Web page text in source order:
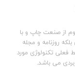
از صنعت چاپ و با
روزنامه و مجله
فعلی تکنولوژی مورد
می باشد.